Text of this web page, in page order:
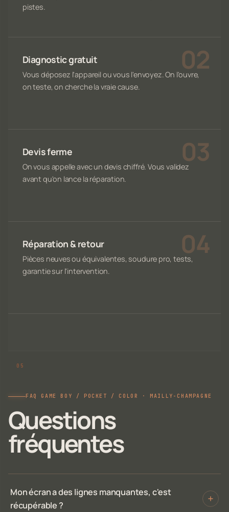
pistes.
Diagnostic gratuit
Vous déposez l'appareil ou vous l'envoyez. On l'ouvre,
on teste, on cherche la vraie cause.
Devis ferme
On vous appelle avec un devis chiffré. Vous validez
avant qu'on lance la réparation.
Réparation & retour
Pièces neuves ou équivalentes, soudure pro, tests,
garantie sur l'intervention.
FAQ GAME BOY / POCKET / COLOR · MAILLY-CHAMPAGNE
Questions
fréquentes
Mon écran a des lignes manquantes, c'est
récupérable ?